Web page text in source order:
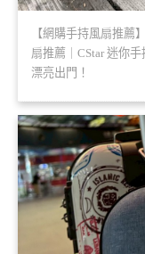
【網購手持風扇推薦
扇推薦｜CStar 迷你
漂亮出門！